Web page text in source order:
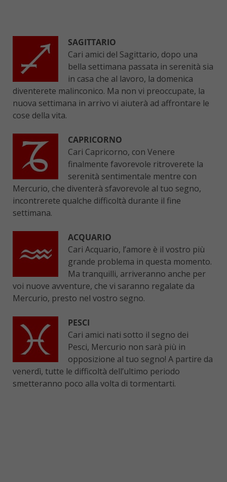
SAGITTARIO
Cari amici del Sagittario, dopo una
bella settimana passata in serenità sia
in casa che al lavoro, la domenica
diventerete malinconico. Ma non vi preoccupate, la
nuova settimana in arrivo vi aiuterà ad affrontare le
cose della vita.
CAPRICORNO
Cari Capricorno, con Venere
finalmente favorevole ritroverete la
serenità sentimentale mentre con
Mercurio, che diventerà sfavorevole al tuo segno,
incontrerete qualche difficoltà durante il fine
settimana.
ACQUARIO
Cari Acquario, l’amore è il vostro più
grande problema in questa momento.
Ma tranquilli, arriveranno anche per
voi nuove avventure, che vi saranno regalate da
Mercurio, presto nel vostro segno.
PESCI
Cari amici nati sotto il segno dei
Pesci, Mercurio non sarà più in
opposizione al tuo segno! A partire da
venerdì, tutte le difficoltà dell’ultimo periodo
smetteranno poco alla volta di tormentarti.